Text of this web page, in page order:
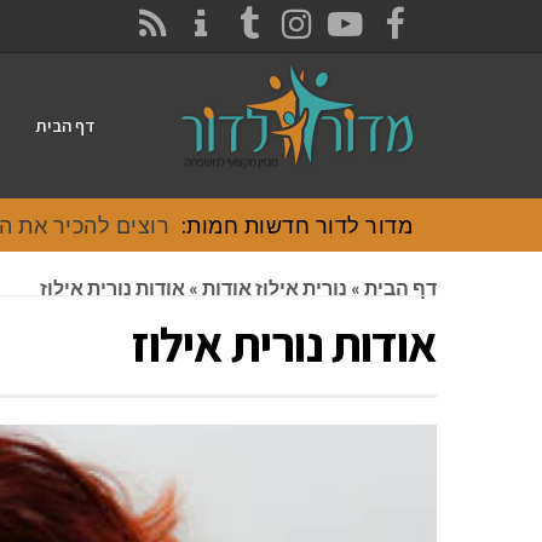
FACEBOOK
YOUTUBE
INSTAGRAM
TUMBLR
דף הבית
מדור לדור חדשות חמות: רוצים להכיר את
דף הבית » נורית אילוז אודות » אודות נורית אילוז
אודות נורית אילוז